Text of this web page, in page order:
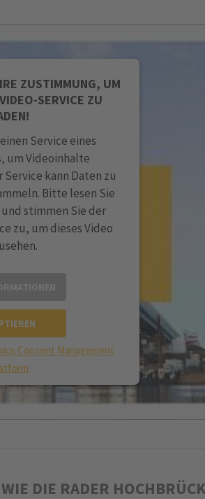
ZUSTIMMUNG, UM
SERVICE ZU
Service eines
um Videoinhalte
kann Daten zu
Bitte lesen Sie
stimmen Sie der
zu, um dieses Video
Consent Management
DIE RADER